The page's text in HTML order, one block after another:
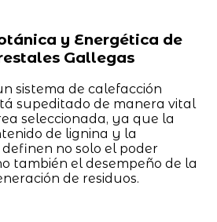
y Energética de
Gallegas
sistema de calefacción
supeditado de manera vital
seleccionada, ya que la
de lignina y la
no solo el poder
también el desempeño de la
de residuos.